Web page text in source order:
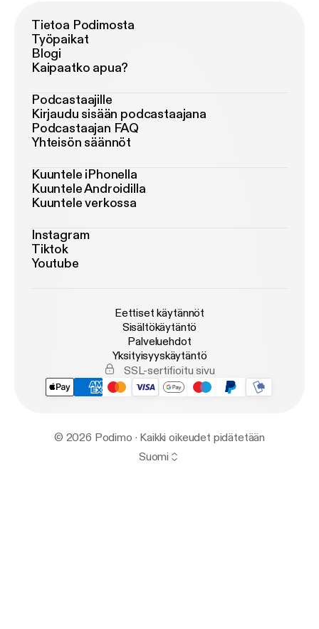
Tietoa Podimosta
Työpaikat
Blogi
Kaipaatko apua?
Podcastaajille
Kirjaudu sisään podcastaajana
Podcastaajan FAQ
Yhteisön säännöt
Kuuntele iPhonella
Kuuntele Androidilla
Kuuntele verkossa
Instagram
Tiktok
Youtube
Eettiset käytännöt
Sisältökäytäntö
Palveluehdot
Yksityisyyskäytäntö
SSL-sertifioitu sivu
© 2026 Podimo · Kaikki oikeudet pidätetään
Suomi